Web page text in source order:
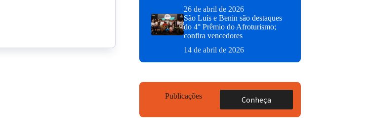
26 de abril de 2026
São Luís e Benin são destaques
do 4° Prêmio do Afroturismo;
confira vencedores
14 de abril de 2026
Publicações Conheça